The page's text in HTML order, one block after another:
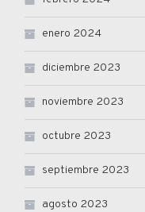
enero 2024
diciembre 2023
noviembre 2023
octubre 2023
septiembre 2023
agosto 2023